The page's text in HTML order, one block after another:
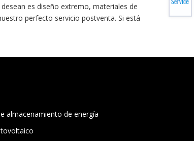
es diseño extremo, materiales de
perfecto servicio postventa. Si está
almacenamiento de energía